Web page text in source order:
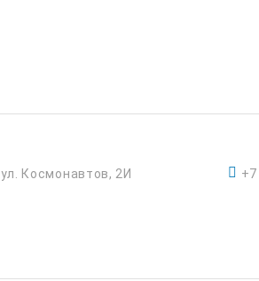
ул. Космонавтов, 2И